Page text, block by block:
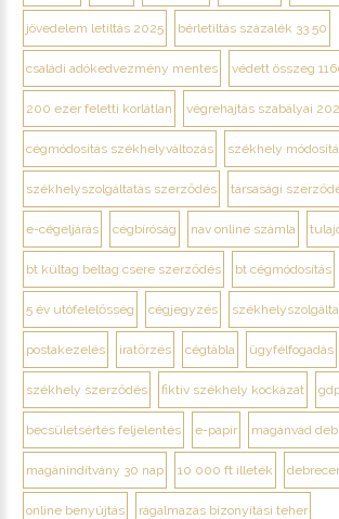
jövedelem letiltás 2025 bérletiltás százalék 33 50
családi adókedvezmény mentes védett összeg
200 ezer feletti korlátlan végrehajtás szabályai
cégmódosítás székhelyváltozás székhely
székhelyszolgáltatás szerződés társasági
e-cégeljárás cégbíróság nav online számla
bt kültag beltag csere szerződés bt cégmódosítás
5 év utófelelősség cégjegyzés
postakezelés iratőrzés cégtábla ügyfélfogadás
székhely szerződés fiktív székhely kockázat
becsületsértés feljelentés e-papír magánvád
magánindítvány 30 nap 10 000 ft illeték
online benyújtás rágalmazás bizonyítási teher